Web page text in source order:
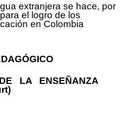
extranjera se hace, por
el logro de los
en Colombia
LA ENSEÑANZA